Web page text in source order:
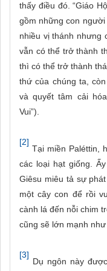
thấy điều đó. “Giáo
gồm những con người
nhiều vị thánh nhưng
vẫn có thể trở thành
thì có thể trở thành
thứ của chúng ta,
và quyết tâm cải
Vui”).
[2]
Tại miền Paléttin,
các loại hạt giống.
Giêsu miêu tả sự
một cây con để rồi
cành lá đến nỗi chim
cũng sẽ lớn mạnh như
[3]
Dụ ngôn này